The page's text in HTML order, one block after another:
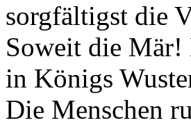
sorgfältigst die
Soweit die Mär!
in Königs
Die Menschen